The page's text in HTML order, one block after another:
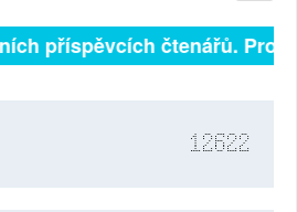
příspěvcích čtenářů.
12622